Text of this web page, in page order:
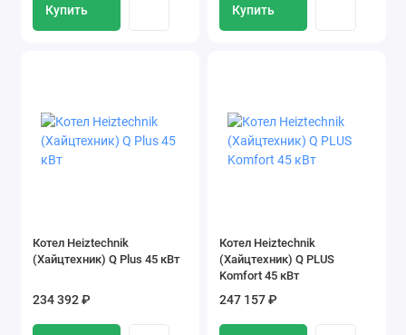
Купить Купить
Котел Heiztechnik
(Хайцтехник) Q Plus 45 кВт
234 392 ₽
Котел Heiztechnik
(Хайцтехник) Q PLUS
Komfort 45 кВт
247 157 ₽